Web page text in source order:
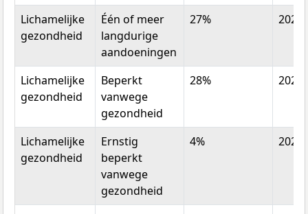
Lichamelijke
gezondheid
Één of meer
langdurige
aandoeningen
27% 2022
Lichamelijke
gezondheid
Beperkt
vanwege
gezondheid
28% 2022
Lichamelijke
gezondheid
Ernstig
beperkt
vanwege
gezondheid
4% 2022